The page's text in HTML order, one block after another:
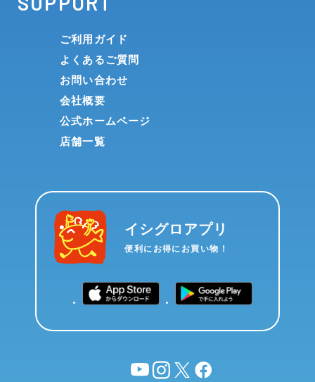
ご利用ガイド
よくあるご質問
お問い合わせ
会社概要
公式ホームページ
店舗一覧
イシグロアプリ
便利にお得にお買い物！
YouTubeinstagram
X facebook